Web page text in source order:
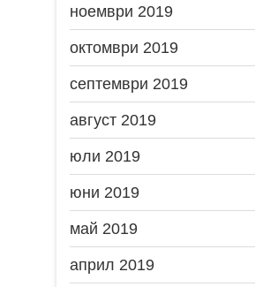
ноември 2019
октомври 2019
септември 2019
август 2019
юли 2019
юни 2019
май 2019
април 2019